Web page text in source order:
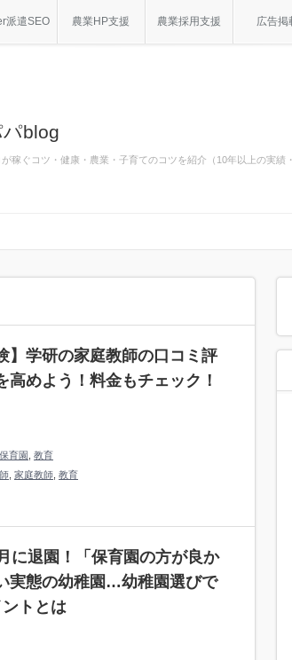
派遣SEO 農業HP支援 農業採用支援 広告掲
blog
稼ぐコツ・健康・農業・子育てのコツを紹介（10年以上の実
】学研の家庭教師の口コミ評
高めよう！料金もチェック！
育園
教育
家庭教師 教育
に退園！「保育園の方が良か
実態の幼稚園…幼稚園選びで
トとは